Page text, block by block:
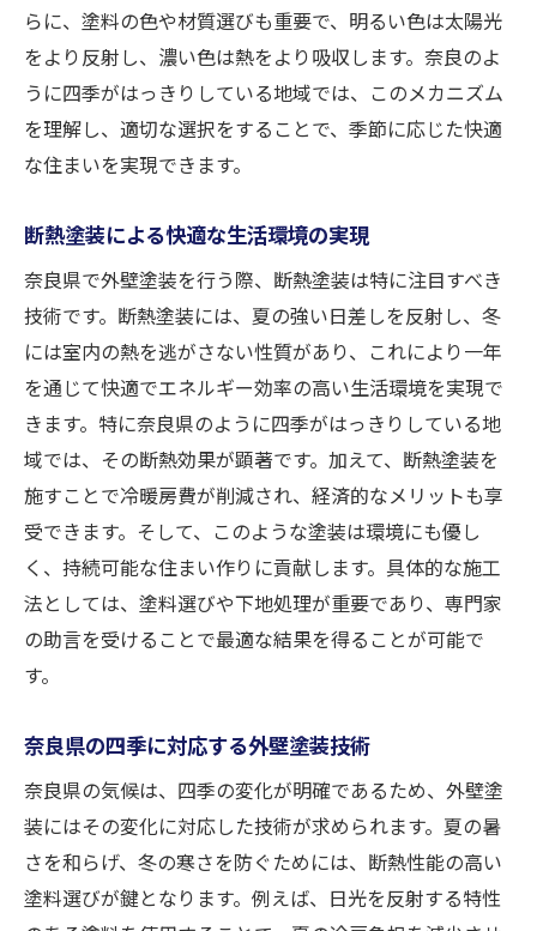
らに、塗料の色や材質選びも重要で、明るい色は太陽光
をより反射し、濃い色は熱をより吸収します。奈良のよ
うに四季がはっきりしている地域では、このメカニズム
を理解し、適切な選択をすることで、季節に応じた快適
な住まいを実現できます。
断熱塗装による快適な生活環境の実現
奈良県で外壁塗装を行う際、断熱塗装は特に注目すべき
技術です。断熱塗装には、夏の強い日差しを反射し、冬
には室内の熱を逃がさない性質があり、これにより一年
を通じて快適でエネルギー効率の高い生活環境を実現で
きます。特に奈良県のように四季がはっきりしている地
域では、その断熱効果が顕著です。加えて、断熱塗装を
施すことで冷暖房費が削減され、経済的なメリットも享
受できます。そして、このような塗装は環境にも優し
く、持続可能な住まい作りに貢献します。具体的な施工
法としては、塗料選びや下地処理が重要であり、専門家
の助言を受けることで最適な結果を得ることが可能で
す。
奈良県の四季に対応する外壁塗装技術
奈良県の気候は、四季の変化が明確であるため、外壁塗
装にはその変化に対応した技術が求められます。夏の暑
さを和らげ、冬の寒さを防ぐためには、断熱性能の高い
塗料選びが鍵となります。例えば、日光を反射する特性